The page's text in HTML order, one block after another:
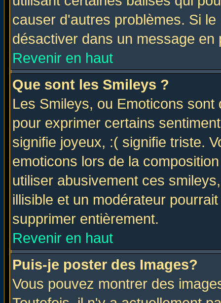
causer d'autres problèmes. Si
désactiver dans un message
Revenir en haut
Que sont les Smileys ?
Les Smileys, ou Emoticons
pour exprimer certains
signifie joyeux, :( signifie triste.
emoticons lors de la
utiliser abusivement ces
illisible et un modérateur
supprimer entièrement.
Revenir en haut
Puis-je poster des Images?
Vous pouvez montrer des